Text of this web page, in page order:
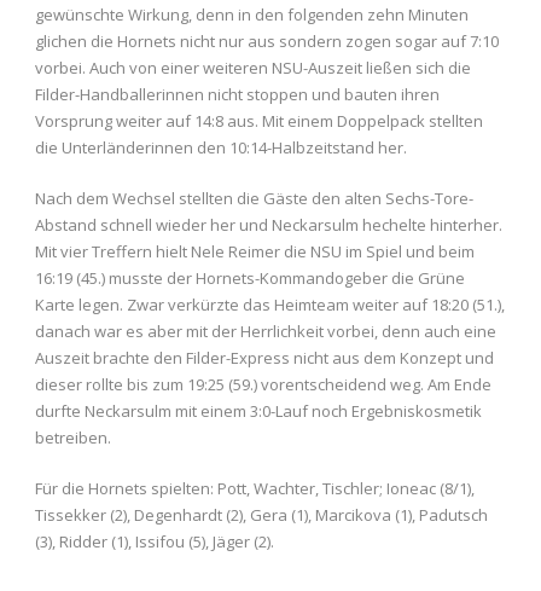
gewünschte Wirkung, denn in den folgenden zehn Minuten
glichen die Hornets nicht nur aus sondern zogen sogar auf 7:10
vorbei. Auch von einer weiteren NSU-Auszeit ließen sich die
Filder-Handballerinnen nicht stoppen und bauten ihren
Vorsprung weiter auf 14:8 aus. Mit einem Doppelpack stellten
die Unterländerinnen den 10:14-Halbzeitstand her.
Nach dem Wechsel stellten die Gäste den alten Sechs-Tore-
Abstand schnell wieder her und Neckarsulm hechelte hinterher.
Mit vier Treffern hielt Nele Reimer die NSU im Spiel und beim
16:19 (45.) musste der Hornets-Kommandogeber die Grüne
Karte legen. Zwar verkürzte das Heimteam weiter auf 18:20 (51.),
danach war es aber mit der Herrlichkeit vorbei, denn auch eine
Auszeit brachte den Filder-Express nicht aus dem Konzept und
dieser rollte bis zum 19:25 (59.) vorentscheidend weg. Am Ende
durfte Neckarsulm mit einem 3:0-Lauf noch Ergebniskosmetik
betreiben.
Für die Hornets spielten: Pott, Wachter, Tischler; Ioneac (8/1),
Tissekker (2), Degenhardt (2), Gera (1), Marcikova (1), Padutsch
(3), Ridder (1), Issifou (5), Jäger (2).